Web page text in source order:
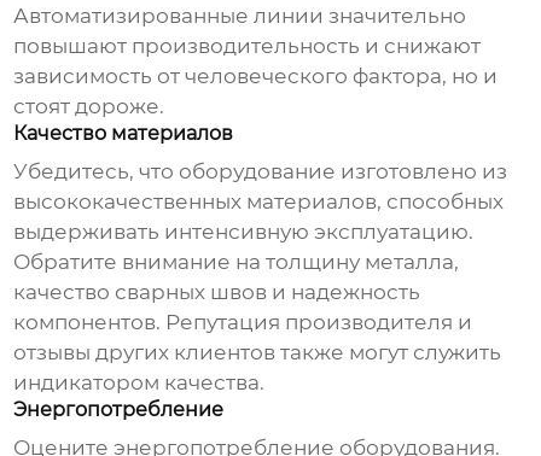
Автоматизированные линии значительно
повышают производительность и снижают
зависимость от человеческого фактора, но и
стоят дороже.
Качество материалов
Убедитесь, что оборудование изготовлено из
высококачественных материалов, способных
выдерживать интенсивную эксплуатацию.
Обратите внимание на толщину металла,
качество сварных швов и надежность
компонентов. Репутация производителя и
отзывы других клиентов также могут служить
индикатором качества.
Энергопотребление
Оцените энергопотребление оборудования.